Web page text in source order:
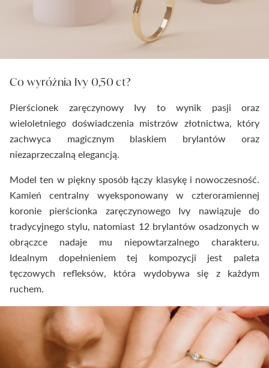
Co wyróżnia Ivy 0,50 ct?
Pierścionek zaręczynowy Ivy to wynik pasji oraz
wieloletniego doświadczenia mistrzów złotnictwa, który
zachwyca magicznym blaskiem brylantów oraz
niezaprzeczalną elegancją.
Model ten w piękny sposób łączy klasykę i nowoczesność.
Kamień centralny wyeksponowany w czteroramiennej
koronie pierścionka zaręczynowego Ivy nawiązuje do
tradycyjnego stylu, natomiast 12 brylantów osadzonych w
obrączce nadaje mu niepowtarzalnego charakteru.
Idealnym dopełnieniem tej kompozycji jest paleta
tęczowych refleksów, która wydobywa się z każdym
ruchem.